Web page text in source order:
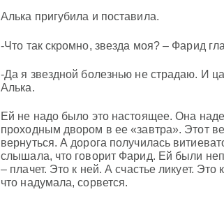
Алька пригубила и поставила.
-Что так скромно, звезда моя? – Фарид
-Да я звездной болезнью не страдаю. И
Алька.
Ей не надо было это настоящее. Она
проходным двором в ее «завтра». Этот
вернуться. А дорога получилась
слышала, что говорит Фарид. Ей были
– плачет. Это к ней. А счастье ликует.
что надумала, сорвется.